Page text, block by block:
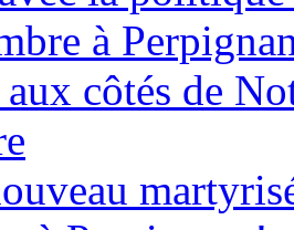
à
aux côtés de